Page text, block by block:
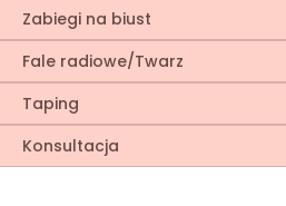
Zabiegi na biust
Fale radiowe/Twarz
Taping
Konsultacja